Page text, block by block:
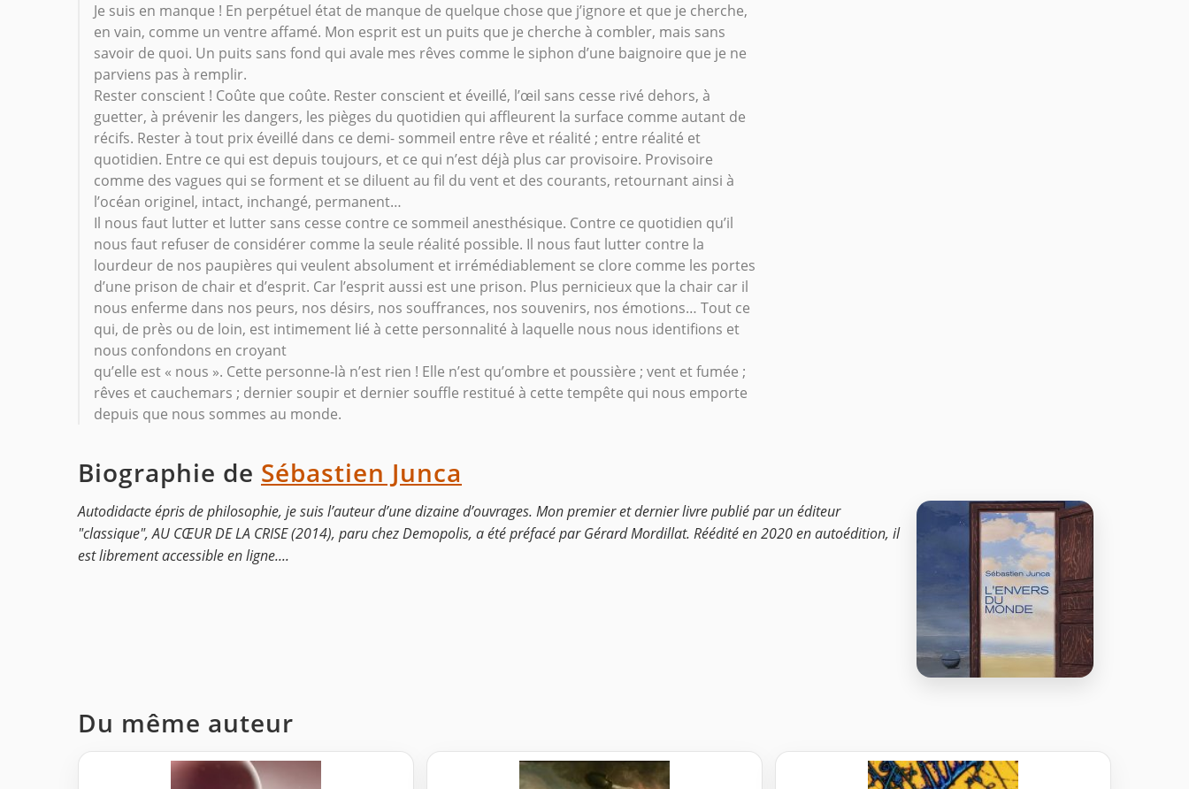
Je suis en manque ! En perpétuel état de manque de quelque chose que j’ignore et que je cherche,
en vain, comme un ventre affamé. Mon esprit est un puits que je cherche à combler, mais sans
savoir de quoi. Un puits sans fond qui avale mes rêves comme le siphon d’une baignoire que je ne
parviens pas à remplir.
Rester conscient ! Coûte que coûte. Rester conscient et éveillé, l’œil sans cesse rivé dehors, à
guetter, à prévenir les dangers, les pièges du quotidien qui affleurent la surface comme autant de
récifs. Rester à tout prix éveillé dans ce demi- sommeil entre rêve et réalité ; entre réalité et
quotidien. Entre ce qui est depuis toujours, et ce qui n’est déjà plus car provisoire. Provisoire
comme des vagues qui se forment et se diluent au fil du vent et des courants, retournant ainsi à
l’océan originel, intact, inchangé, permanent…
Il nous faut lutter et lutter sans cesse contre ce sommeil anesthésique. Contre ce quotidien qu’il
nous faut refuser de considérer comme la seule réalité possible. Il nous faut lutter contre la
lourdeur de nos paupières qui veulent absolument et irrémédiablement se clore comme les portes
d’une prison de chair et d’esprit. Car l’esprit aussi est une prison. Plus pernicieux que la chair car il
nous enferme dans nos peurs, nos désirs, nos souffrances, nos souvenirs, nos émotions… Tout ce
qui, de près ou de loin, est intimement lié à cette personnalité à laquelle nous nous identifions et
nous confondons en croyant
qu’elle est « nous ». Cette personne-là n’est rien ! Elle n’est qu’ombre et poussière ; vent et fumée ;
rêves et cauchemars ; dernier soupir et dernier souffle restitué à cette tempête qui nous emporte
depuis que nous sommes au monde.
Biographie de Sébastien Junca
Autodidacte épris de philosophie, je suis l’auteur d’une dizaine d’ouvrages. Mon premier et dernier livre publié par un éditeur
"classique", AU CŒUR DE LA CRISE (2014), paru chez Demopolis, a été préfacé par Gérard Mordillat. Réédité en 2020 en autoédition, il
est librement accessible en ligne....
Du même auteur